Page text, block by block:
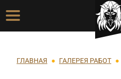
Перейти к основному
Основная
Строка
ГЛАВНАЯ ГАЛЕРЕЯ РАБОТ